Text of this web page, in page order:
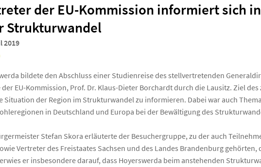
der EU-Kommission informiert sich
Strukturwandel
2019
bildete den Abschluss einer Studienreise des stellvertretenden
der EU-Kommission, Prof. Dr. Klaus-Dieter Borchardt durch die Lausitz. Ziel
Situation der Region im Strukturwandel zu informieren. Dabei war auch
in Deutschland und Europa bei der Bewältigung des
Stefan Skora erläuterte der Besuchergruppe, zu der auch
Vertreter des Freistaates Sachsen und des Landes Brandenburg
er insbesondere darauf, dass Hoyerswerda beim anstehenden